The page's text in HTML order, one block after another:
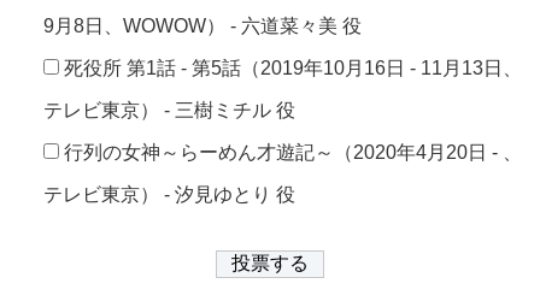
9月8日、WOWOW） - 六道菜々美 役
死役所 第1話 - 第5話（2019年10月16日 - 11月13日、
テレビ東京） - 三樹ミチル 役
行列の女神～らーめん才遊記～（2020年4月20日 - 、
テレビ東京） - 汐見ゆとり 役